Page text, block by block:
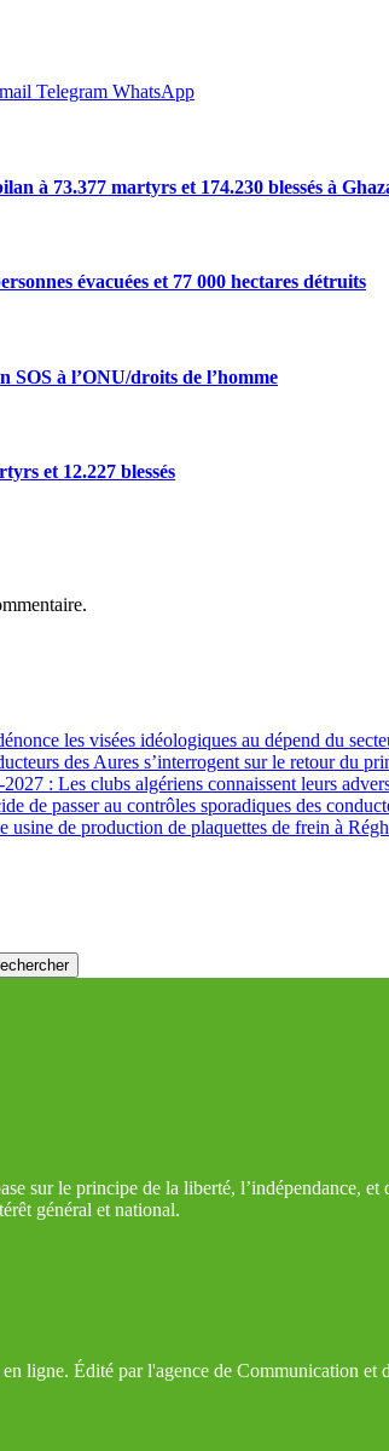
Telegram WhatsApp
à 73.377 martyrs et 174.230 blessés à
évacuées et 77 000 hectares détruits
SOS à l’ONU/droits de l’homme
et 12.227 blessés
les visées idéologiques au dépend du
des Aures s’interrogent sur le retour du
: Les clubs algériens connaissent leurs
de passer au contrôles sporadiques des
usine de production de plaquettes de frein à
sur le principe de la liberté, l’indépendance, et
général et national.
ligne. Édité par l'agence de Communication et